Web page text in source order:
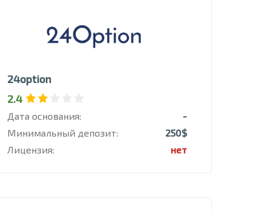
24option
2.4
Дата основания:
-
Минимальный депозит:
250$
Лицензия:
нет